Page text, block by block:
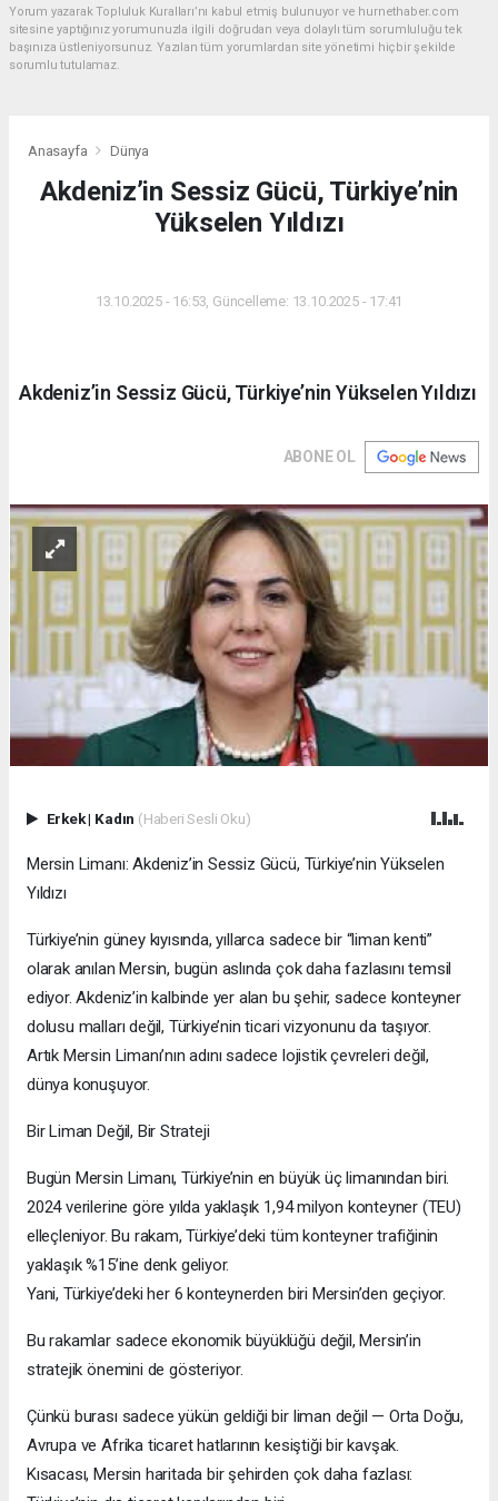
Yorum yazarak Topluluk Kuralları’nı kabul etmiş bulunuyor ve hurnethaber.com
sitesine yaptığınız yorumunuzla ilgili doğrudan veya dolaylı tüm sorumluluğu tek
başınıza üstleniyorsunuz. Yazılan tüm yorumlardan site yönetimi hiçbir şekilde
sorumlu tutulamaz.
Anasayfa Dünya
Akdeniz’in Sessiz Gücü, Türkiye’nin
Yükselen Yıldızı
13.10.2025 - 16:53, Güncelleme: 13.10.2025 - 17:41
Akdeniz’in Sessiz Gücü, Türkiye’nin Yükselen Yıldızı
ABONE OL
Erkek| Kadın (Haberi Sesli Oku)
Mersin Limanı: Akdeniz’in Sessiz Gücü, Türkiye’nin Yükselen
Yıldızı
Türkiye’nin güney kıyısında, yıllarca sadece bir “liman kenti”
olarak anılan Mersin, bugün aslında çok daha fazlasını temsil
ediyor. Akdeniz’in kalbinde yer alan bu şehir, sadece konteyner
dolusu malları değil, Türkiye’nin ticari vizyonunu da taşıyor.
Artık Mersin Limanı’nın adını sadece lojistik çevreleri değil,
dünya konuşuyor.
Bir Liman Değil, Bir Strateji
Bugün Mersin Limanı, Türkiye’nin en büyük üç limanından biri.
2024 verilerine göre yılda yaklaşık 1,94 milyon konteyner (TEU)
elleçleniyor. Bu rakam, Türkiye’deki tüm konteyner trafiğinin
yaklaşık %15’ine denk geliyor.
Yani, Türkiye’deki her 6 konteynerden biri Mersin’den geçiyor.
Bu rakamlar sadece ekonomik büyüklüğü değil, Mersin’in
stratejik önemini de gösteriyor.
Çünkü burası sadece yükün geldiği bir liman değil — Orta Doğu,
Avrupa ve Afrika ticaret hatlarının kesiştiği bir kavşak.
Kısacası, Mersin haritada bir şehirden çok daha fazlası: